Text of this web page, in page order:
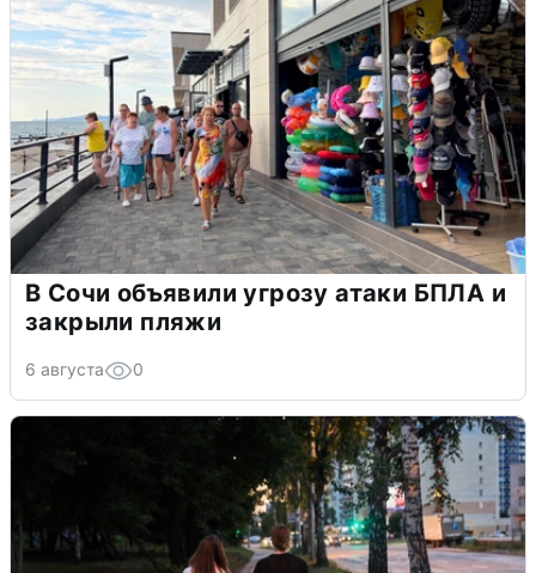
В Сочи объявили угрозу атаки БПЛА и
закрыли пляжи
6 августа 0